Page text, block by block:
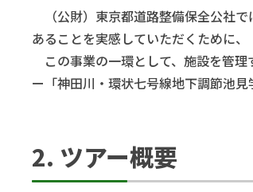
（公財）東京都道路整備保全公社
あることを実感していただくために、
この事業の一環として、施設を管
ー「神田川・環状七号線地下調節池
2. ツアー概要